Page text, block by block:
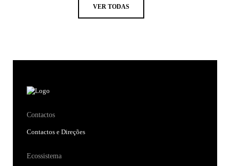
VER TODAS
Contactos
Contactos e Direções
Ecossistema